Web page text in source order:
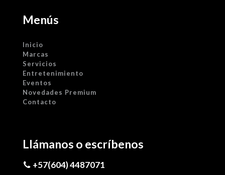
Menús
Inicio
Marcas
Servicios
Entretenimiento
Eventos
Novedades Premium
Contacto
Llámanos o escríbenos
+57(604) 4487071